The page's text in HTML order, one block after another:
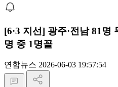
[6·3 지선] 광주·전남 81
명 중 1명꼴
연합뉴스 2026-06-03 19:57:54